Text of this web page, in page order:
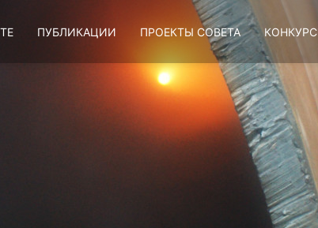
ПУБЛИКАЦИИ ПРОЕКТЫ СОВЕТА